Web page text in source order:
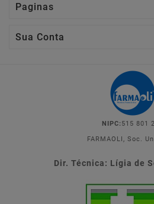
Paginas
Sua Conta
NIPC: 515 801
FARMAOLI, Soc.
Dir. Técnica: Lígia de